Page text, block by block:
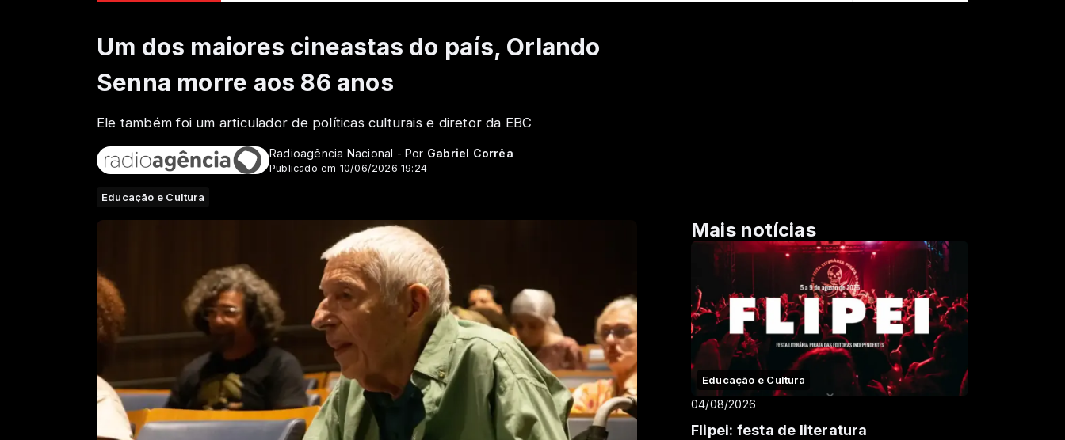
Um dos maiores cineastas do país, Orlando
Senna morre aos 86 anos
Ele também foi um articulador de políticas culturais e diretor da EBC
Radioagência Nacional - Por Gabriel Corrêa
Publicado em 10/06/2026 19:24
Educação e Cultura
Mais notícias
Educação e Cultura
04/08/2026
Flipei: festa de literatura